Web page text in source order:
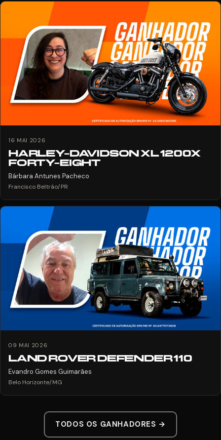
16 MAI 2026
HARLEY-DAVIDSON XL 1200X
FORTY-EIGHT
Bárbara Antunes Pacheco
Francisco Beltrão/PR
09 MAI 2026
LAND ROVER DEFENDER 110
Evandro Gomes Guimarães
Belo Horizonte/MG
TODOS OS GANHADORES →